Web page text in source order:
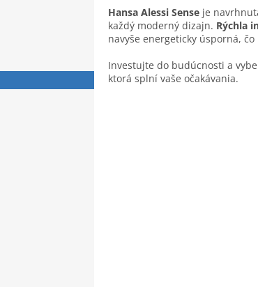
Hansa Alessi Sense je
každý moderný dizajn. Rýchla
navyše energeticky úsporná,
Investujte do budúcnosti a
ktorá splní vaše očakávania.